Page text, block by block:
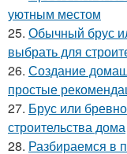
уютным местом
25. Обычный брус
выбрать для
26. Создание
простые
27. Брус или
строительства дома
28. Разбираемся в